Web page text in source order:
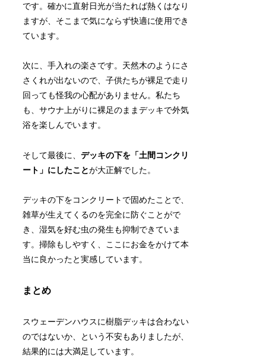
です。確かに直射日光が当たれば熱くはなり
ますが、そこまで気にならず快適に使用でき
ています。
次に、手入れの楽さです。天然木のようにさ
さくれが出ないので、子供たちが裸足で走り
回っても怪我の心配がありません。私たち
も、サウナ上がりに裸足のままデッキで外気
浴を楽しんでいます。
そして最後に、デッキの下を「土間コンクリ
ート」にしたことが大正解でした。
デッキの下をコンクリートで固めたことで、
雑草が生えてくるのを完全に防ぐことがで
き、湿気を好む虫の発生も抑制できていま
す。掃除もしやすく、ここにお金をかけて本
当に良かったと実感しています。
まとめ
スウェーデンハウスに樹脂デッキは合わない
のではないか、という不安もありましたが、
結果的には大満足しています。